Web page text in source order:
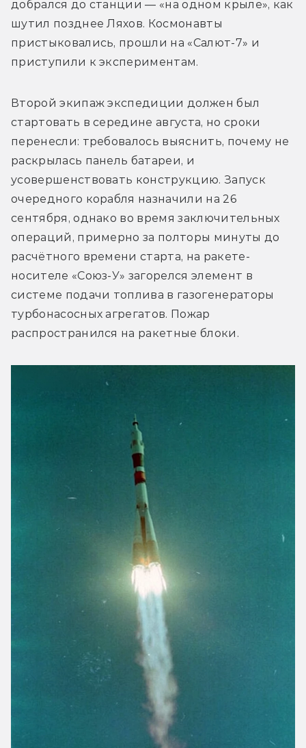
добрался до станции — «на одном крыле», как
шутил позднее Ляхов. Космонавты
пристыковались, прошли на «Салют-7» и
приступили к экспериментам.
Второй экипаж экспедиции должен был
стартовать в середине августа, но сроки
перенесли: требовалось выяснить, почему не
раскрылась панель батареи, и
усовершенствовать конструкцию. Запуск
очередного корабля назначили на 26
сентября, однако во время заключительных
операций, примерно за полторы минуты до
расчётного времени старта, на ракете-
носителе «Союз-У» загорелся элемент в
системе подачи топлива в газогенераторы
турбонасосных агрегатов. Пожар
распространился на ракетные блоки.